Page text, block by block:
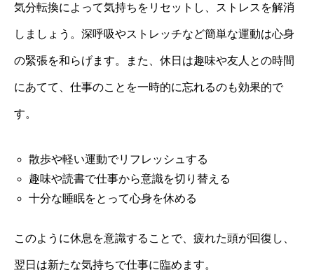
気分転換によって気持ちをリセットし、ストレスを解消
しましょう。深呼吸やストレッチなど簡単な運動は心身
の緊張を和らげます。また、休日は趣味や友人との時間
にあてて、仕事のことを一時的に忘れるのも効果的で
す。
散歩や軽い運動でリフレッシュする
趣味や読書で仕事から意識を切り替える
十分な睡眠をとって心身を休める
このように休息を意識することで、疲れた頭が回復し、
翌日は新たな気持ちで仕事に臨めます。